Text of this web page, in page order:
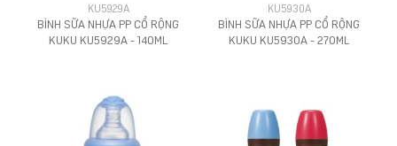
KU5929A
BÌNH SỮA NHỰA PP CỔ RỘNG
KUKU KU5929A - 140ML
KU5930A
BÌNH SỮA NHỰA PP CỔ RỘNG
KUKU KU5930A - 270ML